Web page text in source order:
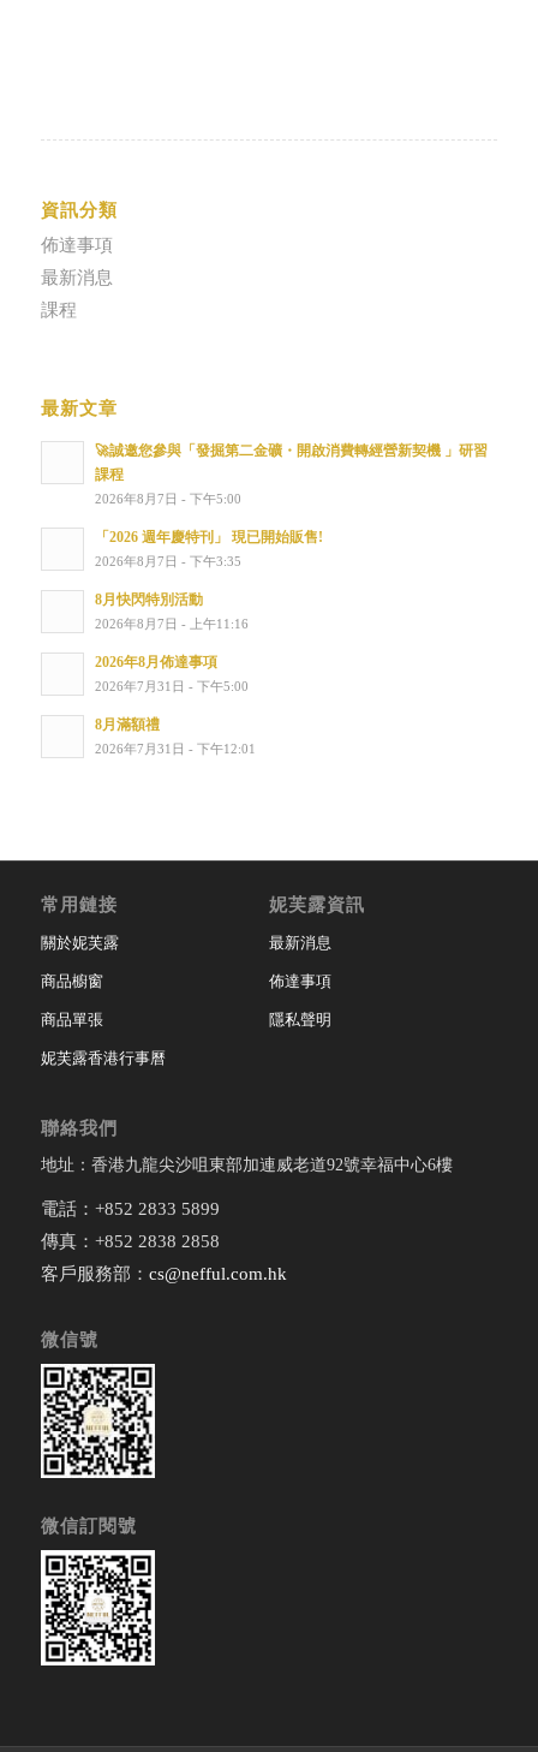
資訊分類
佈達事項
最新消息
課程
最新文章
🚀誠邀您參與「發掘第二金礦・開啟消費轉經營新契機 」研習
課程
2026年8月7日 - 下午5:00
「2026 週年慶特刊」 現已開始販售!
2026年8月7日 - 下午3:35
8月快閃特別活動
2026年8月7日 - 上午11:16
2026年8月佈達事項
2026年7月31日 - 下午5:00
8月滿額禮
2026年7月31日 - 下午12:01
常用鏈接
關於妮芙露
商品櫥窗
商品單張
妮芙露香港行事曆
妮芙露資訊
最新消息
佈達事項
隱私聲明
聯絡我們
地址：香港九龍尖沙咀東部加連威老道92號幸福中心6樓
電話：+852 2833 5899
傳真：+852 2838 2858
客戶服務部： cs@nefful.com.hk
微信號
微信訂閱號